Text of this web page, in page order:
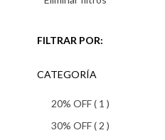
FILTRAR POR:
CATEGORÍA
20% OFF 1 producto
30% OFF
2 productos